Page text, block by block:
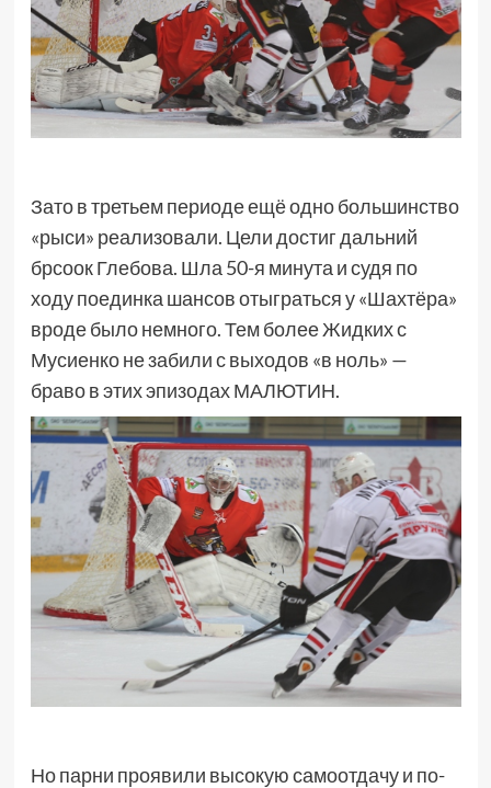
Зато в третьем периоде ещё одно большинство
«рыси» реализовали. Цели достиг дальний
брсоок Глебова. Шла 50-я минута и судя по
ходу поединка шансов отыграться у «Шахтёра»
вроде было немного. Тем более Жидких с
Мусиенко не забили с выходов «в ноль» —
браво в этих эпизодах МАЛЮТИН.
Но парни проявили высокую самоотдачу и по-